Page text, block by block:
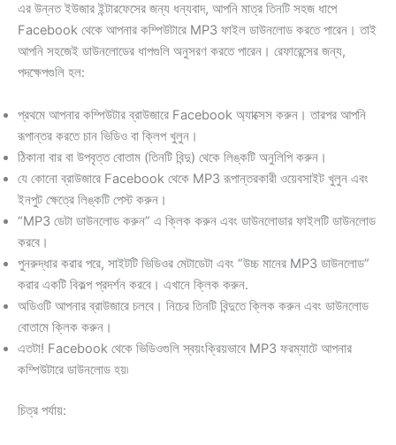
এর উন্নত ইউজার ইন্টারফেসের জন্য ধন্যবাদ, আপনি মাত্র তিনটি সহজ ধাপে
Facebook থেকে আপনার কম্পিউটারে MP3 ফাইল ডাউনলোড করতে পারেন। তাই
আপনি সহজেই ডাউনলোডের ধাপগুলি অনুসরণ করতে পারেন। রেফারেন্সের জন্য,
পদক্ষেপগুলি হল:
প্রথমে আপনার কম্পিউটার ব্রাউজারে Facebook অ্যাক্সেস করুন। তারপর আপনি
রূপান্তর করতে চান ভিডিও বা ক্লিপ খুলুন।
ঠিকানা বার বা উপবৃত্ত বোতাম (তিনটি বিন্দু) থেকে লিঙ্কটি অনুলিপি করুন।
যে কোনো ব্রাউজারে Facebook থেকে MP3 রূপান্তরকারী ওয়েবসাইট খুলুন এবং
ইনপুট ক্ষেত্রে লিঙ্কটি পেস্ট করুন।
“MP3 ডেটা ডাউনলোড করুন” এ ক্লিক করুন এবং ডাউনলোডার ফাইলটি ডাউনলোড
করবে।
পুনরুদ্ধার করার পরে, সাইটটি ভিডিওর মেটাডেটা এবং “উচ্চ মানের MP3 ডাউনলোড”
করার একটি বিকল্প প্রদর্শন করবে। এখানে ক্লিক করুন.
অডিওটি আপনার ব্রাউজারে চলবে। নিচের তিনটি বিন্দুতে ক্লিক করুন এবং ডাউনলোড
বোতামে ক্লিক করুন।
এতটা! Facebook থেকে ভিডিওগুলি স্বয়ংক্রিয়ভাবে MP3 ফরম্যাটে আপনার
কম্পিউটারে ডাউনলোড হয়৷
চিত্র পর্যায়: